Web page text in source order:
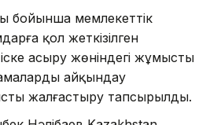
бойынша мемлекеттік
қол жеткізілген
асыру жөніндегі жұмысты
айқындау
жалғастыру тапсырылды.